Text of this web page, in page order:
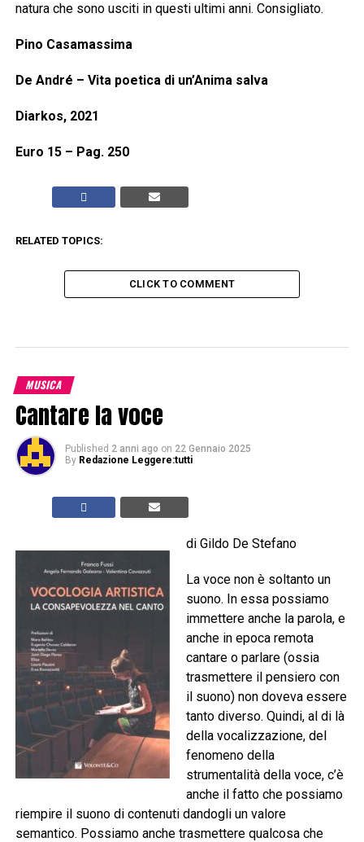
natura che sono usciti in questi ultimi anni. Consigliato.
Pino Casamassima
De André – Vita poetica di un’Anima salva
Diarkos, 2021
Euro 15 – Pag. 250
RELATED TOPICS:
CLICK TO COMMENT
MUSICA
Cantare la voce
Published 2 anni ago on 22 Gennaio 2025
By Redazione Leggere:tutti
di Gildo De Stefano
La voce non è soltanto un
suono. In essa possiamo
immettere anche la parola, e
anche in epoca remota
cantare o parlare (ossia
trasmettere il pensiero con
il suono) non doveva essere
tanto diverso. Quindi, al di là
della vocalizzazione, del
fenomeno della
strumentalità della voce, c’è
anche il fatto che possiamo
riempire il suono di contenuti dandogli un valore
semantico. Possiamo anche trasmettere qualcosa che